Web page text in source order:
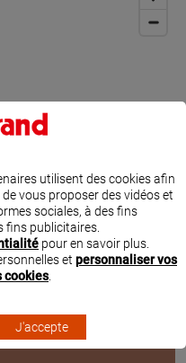
utilisent des cookies afin
vous proposer des vidéos et
sociales, à des fins
fins publicitaires.
pour en savoir plus.
et personnaliser vos
cookies.
J'accepte